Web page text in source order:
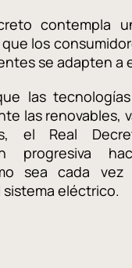
contempla
los
se adapten a
las
las renovables,
el Real
progresiva
sea cada
eléctrico.